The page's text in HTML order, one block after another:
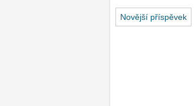
Novější příspěvek